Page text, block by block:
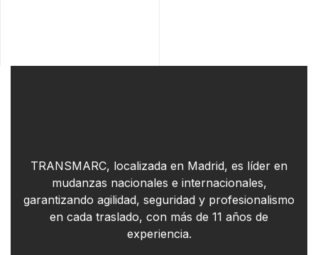
TRANSMARC, localizada en Madrid, es líder en
mudanzas nacionales e internacionales,
garantizando agilidad, seguridad y profesionalismo
en cada traslado, con más de 11 años de
experiencia.